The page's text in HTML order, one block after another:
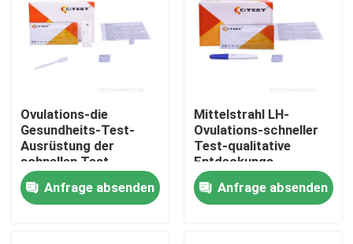
Haus
Produkte
Ovulations-die
Gesundheits-Test-
Ausrüstung der
schnellen Test-
Kassetten-Urin-
Exemplar-Frauen LH-
CE0123
Anfrage absenden
Mittelstrahl LH-
Ovulations-schneller
Test-qualitative
Entdeckungs-
Luteinisierungshormon-
Urinprobe
Anfrage absenden